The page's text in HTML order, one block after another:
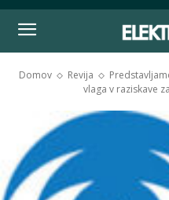
Domov Revija
vlaga v raziskave